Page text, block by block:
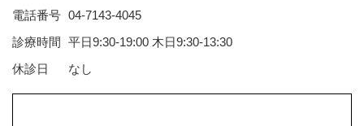
電話番号 04-7143-4045
診療時間 平日9:30-19:00 木日9:30-13:30
休診日
なし